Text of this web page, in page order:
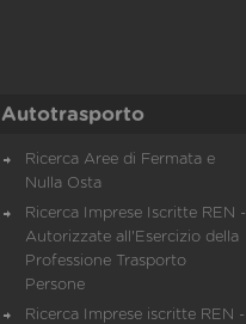
Autotrasporto
Ricerca Aree di Fermata e
Nulla Osta
Ricerca Imprese Iscritte REN -
Autorizzate all'Esercizio della
Professione Trasporto
Persone
Ricerca Imprese iscritte REN -